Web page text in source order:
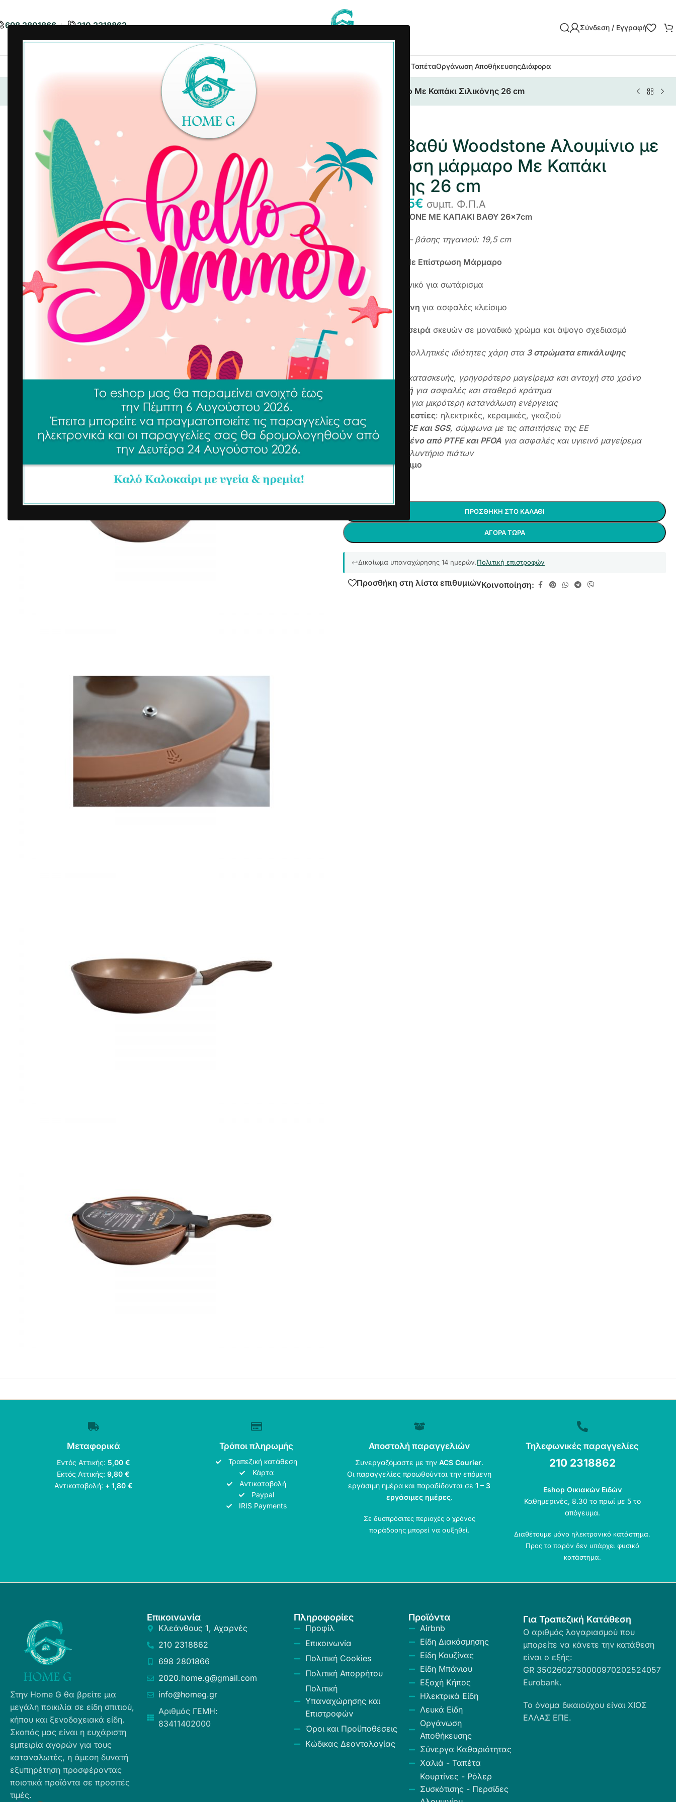
698 2801866 210 2318862 Σύνδεση / Εγγραφή
Είδη ΔιακόσμησηςΕίδη Κουζίνας Χαλιά – ΤαπέταΟργάνωση ΑποθήκευσηςΔιάφορα
Τηγάνι Βαθύ Woodstone Αλουμίνιο με επίστρωση μάρμαρο Με Καπάκι Σιλικόνης 26 cm
Τηγάνι Βαθύ Woodstone Αλουμίνιο με
επίστρωση μάρμαρο Με Καπάκι
Σιλικόνης 26 cm
25,73 21,85€ συμπ. Φ.Π.Α
Τηγάνι WOODSTONE ME ΚΑΠΑΚΙ ΒΑΘΥ 26×7cm
Διάσταση πάτου – βάσης τηγανιού: 19,5 cm
Αντικολλητικό Με Επίστρωση Μάρμαρο
Βαθύ σκεύος ιδανικό για σωτάρισμα
Καπάκι με σιλικονη για ασφαλές κλείσιμο
πολυτελής σειρά σκευών σε μοναδικό χρώμα και άψογο σχεδιασμό
Εξαιρετικές αντικολλητικές ιδιότητες χάρη στα 3 στρώματα επικάλυψης
Άριστη ποιότητα κατασκευής, γρηγορότερο μαγείρεμα και αντοχή στο χρόνο
Εργονομική λαβήγια ασφαλές και σταθερό κράτημα
για μικρότερη κατανάλωση ενέργειας
Συμβατότητα με εστίες: ηλεκτρικές, κεραμικές, γκαζιού
Με πιστοποίηση
CE και SGS, σύμφωνα με τις απαιτήσεις της ΕΕ
100% απαλλαγμένο από PTFE και PFOA για ασφαλές και υγιεινό μαγείρεμα
Κατάλληλο για πλυντήριο πιάτων
Άμεσα διαθέσιμο
ΠΡΟΣΘΉΚΗ ΣΤΟ ΚΑΛΆΘΙ
ΑΓΟΡΆ ΤΏΡΑ
Δικαίωμα υπαναχώρησης 14 ημερών.Πολιτική επιστροφών
Προσθήκη στη λίστα επιθυμιώνΚοινοποίηση:
Μεταφορικά
Εντός Αττικής: 5,00 €
Εκτός Αττικής:9,80 €
Αντικαταβολή: + 1,80 €
Τρόποι πληρωμής
Τραπεζική κατάθεση
Κάρτα
Αντικαταβολή
Paypal
IRIS Payments
Αποστολή παραγγελιών
Συνεργαζόμαστε με τηνACS Courier.
Οι παραγγελίες προωθούνται την επόμενη
εργάσιμη ημέρα και παραδίδονται σε1 – 3
εργάσιμες ημέρες.
Σε δυσπρόσιτες περιοχές ο χρόνος
παράδοσης μπορεί να αυξηθεί.
Τηλεφωνικές παραγγελίες
210 2318862
Eshop Οικιακών Ειδών
Καθημερινές, 8.30 το πρωί με 5 το
απόγευμα.
Διαθέτουμε μόνο ηλεκτρονικό κατάστημα.
Προς το παρόν δεν υπάρχει φυσικό
κατάστημα.
Στην Home G θα βρείτε μια
μεγάλη ποικιλία σε είδη σπιτιού,
κήπου και ξενοδοχειακά είδη.
Σκοπός μας είναι η ευχάριστη
εμπειρία αγορών για τους
καταναλωτές, η άμεση δυνατή
εξυπηρέτηση προσφέροντας
ποιοτικά προϊόντα σε προσιτές
τιμές.
Επικοινωνία
Κλεάνθους 1, Αχαρνές
210 2318862
698 2801866
2020.home.g@gmail.com
info@homeg.gr
Αριθμός ΓΕΜΗ:
83411402000
Πληροφορίες
Προφίλ
Επικοινωνία
Πολιτική Cookies
Πολιτική Απορρήτου
Πολιτική
Υπαναχώρησης και
Επιστροφών
Όροι και Προϋποθέσεις
Κώδικας Δεοντολογίας
Προϊόντα
Airbnb
Είδη Διακόσμησης
Είδη Κουζίνας
Είδη Μπάνιου
Εξοχή Κήπος
Ηλεκτρικά Είδη
Λευκά Είδη
Οργάνωση
Αποθήκευσης
Σύνεργα Καθαριότητας
Χαλιά - Ταπέτα
Κουρτίνες - Ρόλερ
Συσκότισης - Περσίδες
Για Τραπεζική Κατάθεση
Ο αριθμός λογαριασμού που
μπορείτε να κάνετε την κατάθεση
είναι ο εξής:
GR 3502602730000970202524057
Eurobank.
Το όνομα δικαιούχου είναι ΧΙΟΣ
ΕΛΛΑΣ ΕΠΕ.